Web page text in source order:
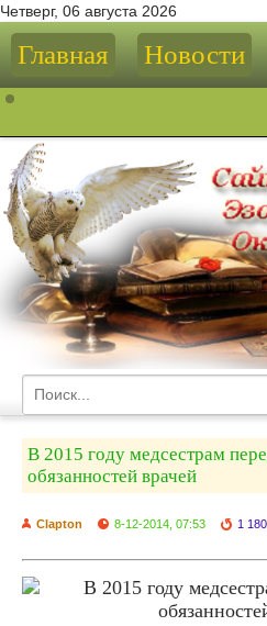
Четверг, 06 августа 2026
Главная Новости
В 2015 году медсестрам
обязанностей врачей
Clapton 8-12-2014, 07:53 1 180